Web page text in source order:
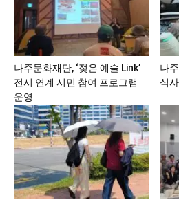
나주문화재단, ‘젖은 예술 Link’
전시 연계 시민 참여 프로그램
운영
나
식